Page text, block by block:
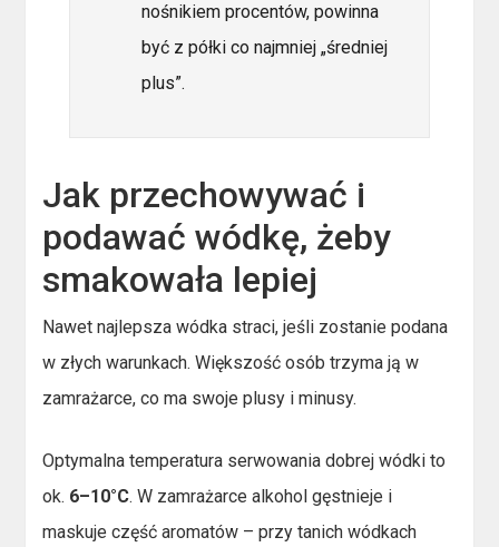
nośnikiem procentów, powinna
być z półki co najmniej „średniej
plus”.
Jak przechowywać i
podawać wódkę, żeby
smakowała lepiej
Nawet najlepsza wódka straci, jeśli zostanie podana
w złych warunkach. Większość osób trzyma ją w
zamrażarce, co ma swoje plusy i minusy.
Optymalna temperatura serwowania dobrej wódki to
ok. 6–10°C. W zamrażarce alkohol gęstnieje i
maskuje część aromatów – przy tanich wódkach